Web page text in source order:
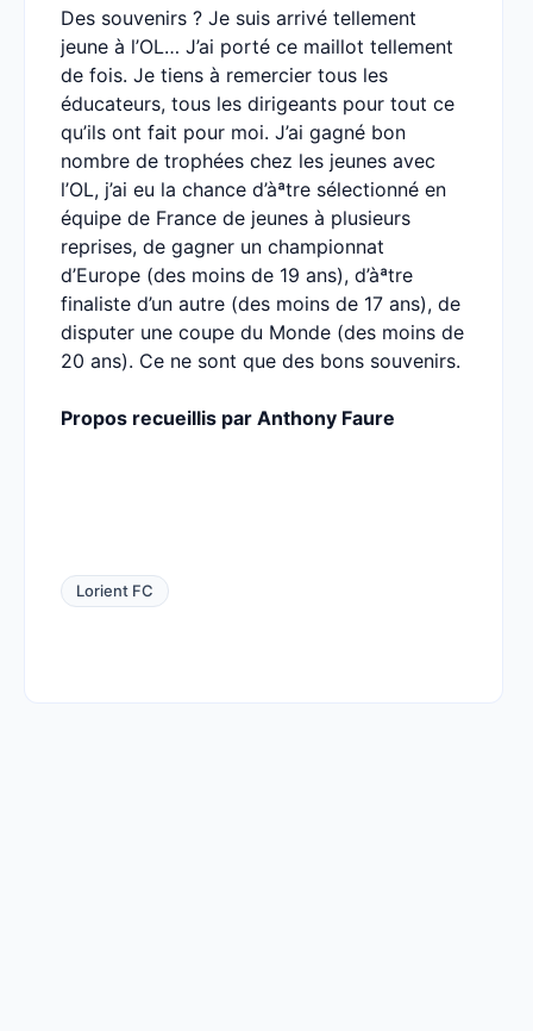
Des souvenirs ? Je suis arrivé tellement
jeune à l’OL… J’ai porté ce maillot tellement
de fois. Je tiens à remercier tous les
éducateurs, tous les dirigeants pour tout ce
qu’ils ont fait pour moi. J’ai gagné bon
nombre de trophées chez les jeunes avec
l’OL, j’ai eu la chance d’àªtre sélectionné en
équipe de France de jeunes à plusieurs
reprises, de gagner un championnat
d’Europe (des moins de 19 ans), d’àªtre
finaliste d’un autre (des moins de 17 ans), de
disputer une coupe du Monde (des moins de
20 ans). Ce ne sont que des bons souvenirs.
Propos recueillis par Anthony Faure
Lorient FC